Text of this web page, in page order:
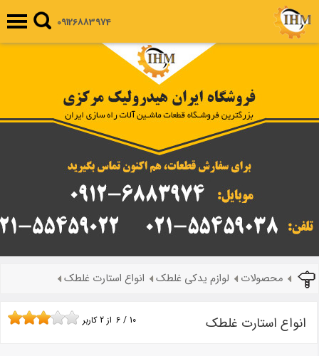
09126883974
محصولات لوازم یدکی غلطک انواع استارت غلطک
انواع استارت غلطک 6 / 10 از 2 کاربر